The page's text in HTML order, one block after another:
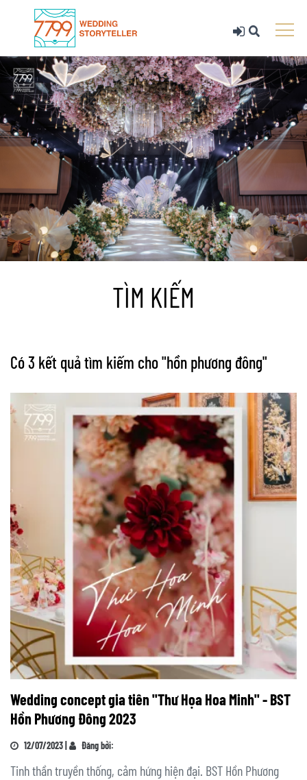
TÌM KIẾM
Có 3 kết quả tìm kiếm cho "hồn phương đông"
Wedding concept gia tiên "Thư Họa Hoa Minh" - BST
Hồn Phương Đông 2023
12/07/2023 | Đăng bởi:
Tinh thần truyền thống, cảm hứng hiện đại. BST Hồn Phương